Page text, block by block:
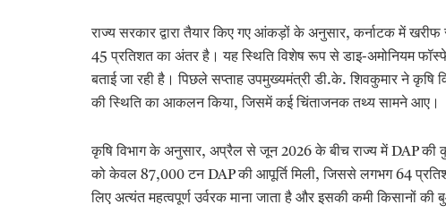
राज्य सरकार द्वारा तैयार किए गए आंकड़ों के अनुसार, कर्नाटक में
45 प्रतिशत का अंतर है। यह स्थिति विशेष रूप से डाइ-अमोनियम
बताई जा रही है। पिछले सप्ताह उपमुख्यमंत्री डी.के. शिवकुमार ने कृषि
की स्थिति का आकलन किया, जिसमें कई चिंताजनक तथ्य सामने आए।
कृषि विभाग के अनुसार, अप्रैल से जून 2026 के बीच राज्य में DAP
को केवल 87,000 टन DAP की आपूर्ति मिली, जिससे लगभग 64
लिए अत्यंत महत्वपूर्ण उर्वरक माना जाता है और इसकी कमी किसानों